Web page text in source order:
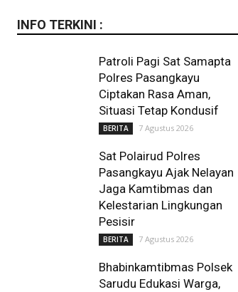
INFO TERKINI :
Patroli Pagi Sat Samapta
Polres Pasangkayu
Ciptakan Rasa Aman,
Situasi Tetap Kondusif
BERITA 7 Agustus 2026
Sat Polairud Polres
Pasangkayu Ajak Nelayan
Jaga Kamtibmas dan
Kelestarian Lingkungan
Pesisir
BERITA 7 Agustus 2026
Bhabinkamtibmas Polsek
Sarudu Edukasi Warga,